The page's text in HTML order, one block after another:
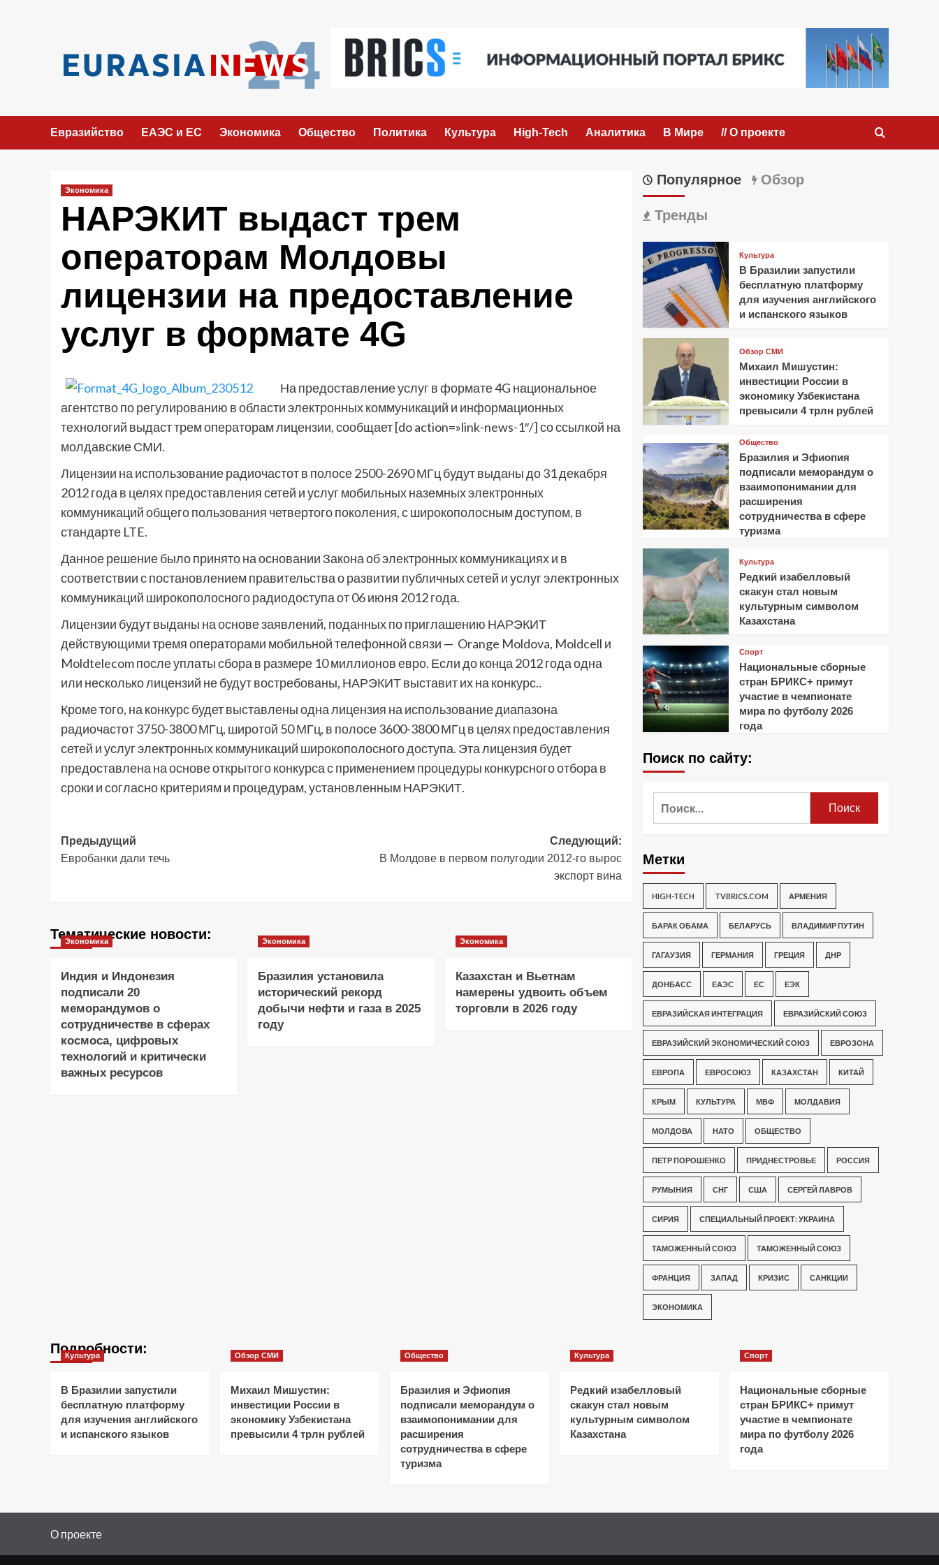
Евразийство ЕАЭС и ЕС Экономика Общество Политика Культура High-Tech Аналитика В Мире // О проекте
Экономика
НАРЭКИТ выдаст трем
операторам Молдовы
лицензии на предоставление
услуг в формате 4G
На предоставление услуг в формате 4G национальное
агентство по регулированию в области электронных коммуникаций и информационных
технологий выдаст трем операторам лицензии, сообщает [do action=»link-news-1″/] со ссылкой на
молдавские СМИ.
Лицензии на использование радиочастот в полосе 2500-2690 МГц будут выданы до 31 декабря
2012 года в целях предоставления сетей и услуг мобильных наземных электронных
коммуникаций общего пользования четвертого поколения, с широкополосным доступом, в
стандарте LTE.
Данное решение было принято на основании Закона об электронных коммуникациях и в
соответствии с постановлением правительства о развитии публичных сетей и услуг электронных
коммуникаций широкополосного радиодоступа от 06 июня 2012 года.
Лицензии будут выданы на основе заявлений, поданных по приглашению НАРЭКИТ
действующими тремя операторами мобильной телефонной связи — Orange Moldova, Moldcell и
Moldtelecom после уплаты сбора в размере 10 миллионов евро. Если до конца 2012 года одна
или несколько лицензий не будут востребованы, НАРЭКИТ выставит их на конкурс..
Кроме того, на конкурс будет выставлены одна лицензия на использование диапазона
радиочастот 3750-3800 МГц, широтой 50 МГц, в полосе 3600-3800 МГц в целях предоставления
сетей и услуг электронных коммуникаций широкополосного доступа. Эта лицензия будет
предоставлена на основе открытого конкурса с применением процедуры конкурсного отбора в
сроки и согласно критериям и процедурам, установленным НАРЭКИТ.
Навигация
записи
Предыдущий
Евробанки дали течь
Следующий:
В Молдове в первом полугодии 2012-го вырос
экспорт вина
Тематические новости:
Экономика
Индия и Индонезия
подписали 20
меморандумов о
сотрудничестве в сферах
космоса, цифровых
технологий и критически
важных ресурсов
Экономика
Бразилия установила
исторический рекорд
добычи нефти и газа в 2025
году
Экономика
Казахстан и Вьетнам
намерены удвоить объем
торговли в 2026 году
Популярное Обзор
Тренды
Культура
В Бразилии запустили
бесплатную платформу
для изучения английского
и испанского языков
Обзор СМИ
Михаил Мишустин:
инвестиции России в
экономику Узбекистана
превысили 4 трлн рублей
Общество
Бразилия и Эфиопия
подписали меморандум о
взаимопонимании для
расширения
сотрудничества в сфере
туризма
Культура
Редкий изабелловый
скакун стал новым
культурным символом
Казахстана
Спорт
Национальные сборные
стран БРИКС+ примут
участие в чемпионате
мира по футболу 2026
года
Поиск по сайту:
Метки
HIGH-TECH TVBRICS.COM АРМЕНИЯ
БАРАК ОБАМА БЕЛАРУСЬ ВЛАДИМИР ПУТИН
ГАГАУЗИЯ ГЕРМАНИЯ ГРЕЦИЯ ДНР
ДОНБАСС ЕАЭС ЕС ЕЭК
ЕВРАЗИЙСКАЯ ИНТЕГРАЦИЯ ЕВРАЗИЙСКИЙ СОЮЗ
ЕВРАЗИЙСКИЙ ЭКОНОМИЧЕСКИЙ СОЮЗ ЕВРОЗОНА
ЕВРОПА ЕВРОСОЮЗ КАЗАХСТАН КИТАЙ
КРЫМ КУЛЬТУРА МВФ МОЛДАВИЯ
МОЛДОВА НАТО ОБЩЕСТВО
ПЕТР ПОРОШЕНКО ПРИДНЕСТРОВЬЕ РОССИЯ
РУМЫНИЯ СНГ США СЕРГЕЙ ЛАВРОВ
СИРИЯ СПЕЦИАЛЬНЫЙ ПРОЕКТ: УКРАИНА
ТАМОЖЕННЫЙ СОЮЗ ТАМОЖЕННЫЙ СОЮЗ
ФРАНЦИЯ ЗАПАД КРИЗИС САНКЦИИ
ЭКОНОМИКА
Подробности:
Культура
В Бразилии запустили
бесплатную платформу
для изучения английского
и испанского языков
Обзор СМИ
Михаил Мишустин:
инвестиции России в
экономику Узбекистана
превысили 4 трлн рублей
Общество
Бразилия и Эфиопия
подписали меморандум о
взаимопонимании для
расширения
сотрудничества в сфере
туризма
Культура
Редкий изабелловый
скакун стал новым
культурным символом
Казахстана
Спорт
Национальные сборные
стран БРИКС+ примут
участие в чемпионате
мира по футболу 2026
года
О проекте